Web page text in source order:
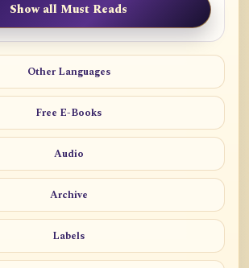
Show all Must Reads
Other Languages
Free E-Books
Audio
Archive
Labels